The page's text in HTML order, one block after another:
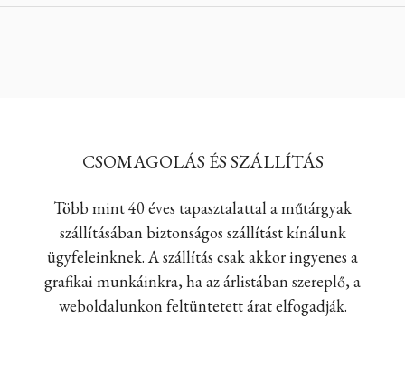
CSOMAGOLÁS ÉS SZÁLLÍTÁS
Több mint 40 éves tapasztalattal a műtárgyak
szállításában biztonságos szállítást kínálunk
ügyfeleinknek. A szállítás csak akkor ingyenes a
grafikai munkáinkra, ha az árlistában szereplő, a
weboldalunkon feltüntetett árat elfogadják.